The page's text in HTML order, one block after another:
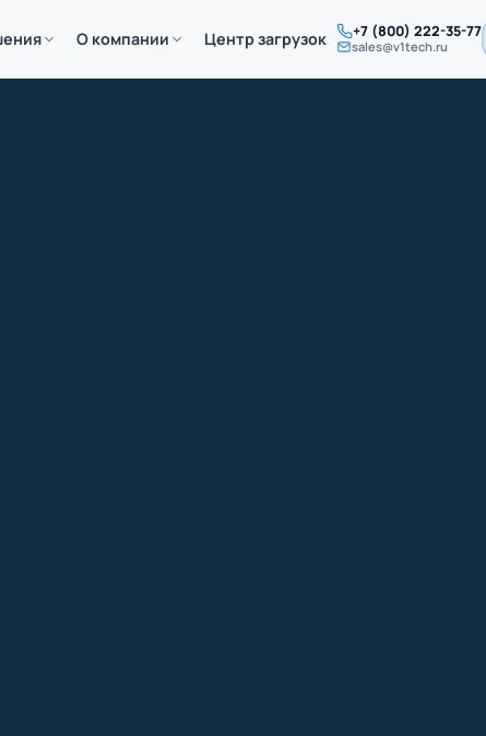
О компании Центр загрузок +7 (800) 222-35-77
sales@v1tech.ru